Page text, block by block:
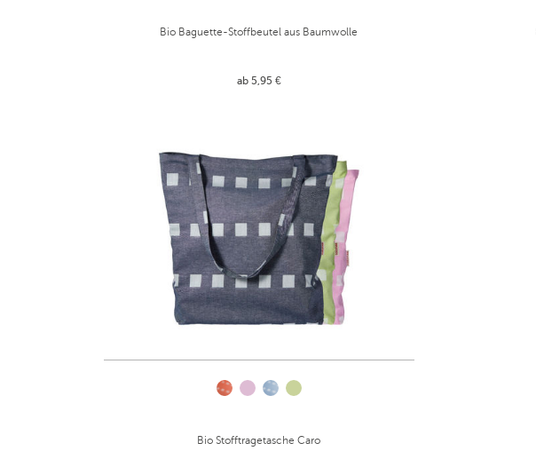
Bio Baguette-Stoffbeutel aus Baumwolle
ab 5,95 €
Bio Stofftragetasche Caro